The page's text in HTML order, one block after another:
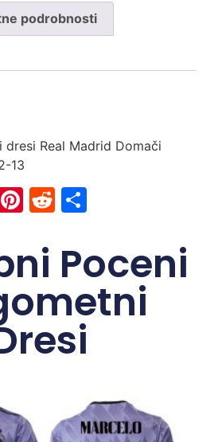
podrobnosti
dresi Real Madrid Domači
13
Pinterest
Reddit
Share
Poceni